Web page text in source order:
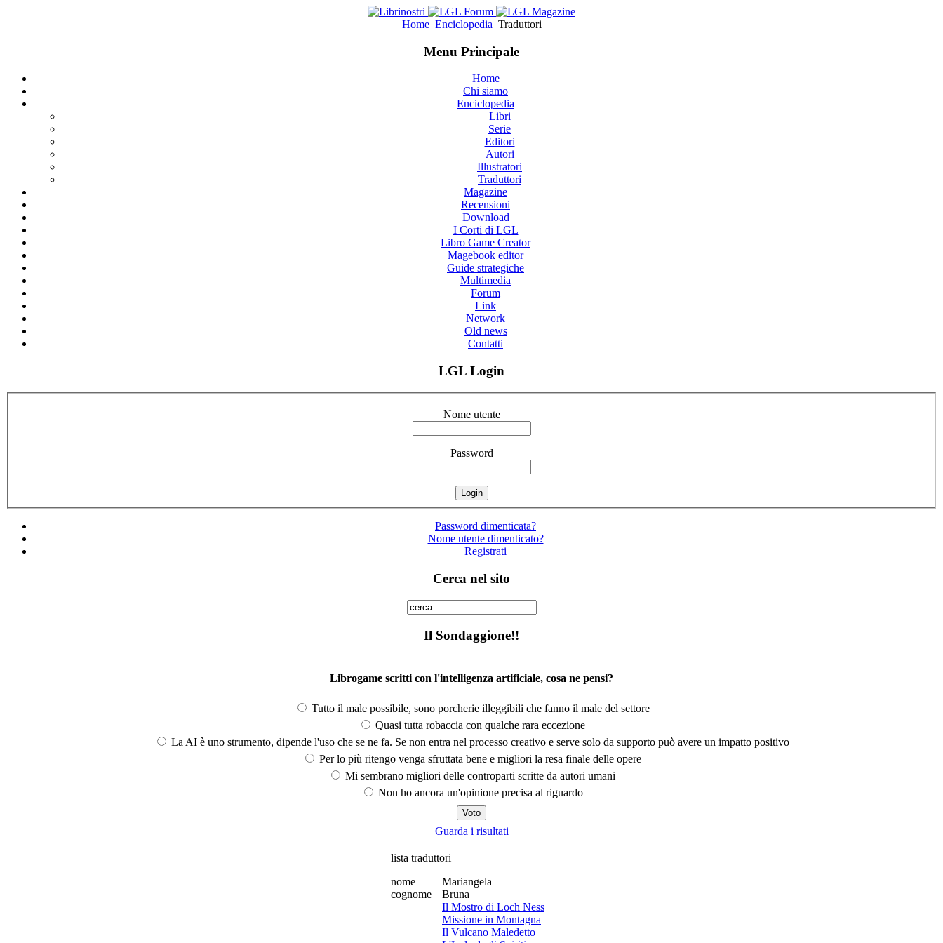
Home Enciclopedia Traduttori
Menu Principale
Home
Chi siamo
Enciclopedia
Libri
Serie
Editori
Autori
Illustratori
Traduttori
Magazine
Recensioni
Download
I Corti di LGL
Libro Game Creator
Magebook editor
Guide strategiche
Multimedia
Forum
Link
Network
Old news
Contatti
LGL Login
Nome utente
Password
Password dimenticata?
Nome utente dimenticato?
Registrati
Cerca nel sito
Il Sondaggione!!
Librogame scritti con l'intelligenza artificiale, cosa ne pensi?
Tutto il male possibile, sono porcherie illeggibili che fanno il male del settore
Quasi tutta robaccia con qualche rara eccezione
La AI è uno strumento, dipende l'uso che se ne fa. Se non entra nel processo creativo e serve solo da supporto può avere un impatto positivo
Per lo più ritengo venga sfruttata bene e migliori la resa finale delle opere
Mi sembrano migliori delle controparti scritte da autori umani
Non ho ancora un'opinione precisa al riguardo
Guarda i risultati
lista traduttori
nome
Mariangela
cognome
Bruna
Il Mostro di Loch Ness
Missione in Montagna
Il Vulcano Maledetto